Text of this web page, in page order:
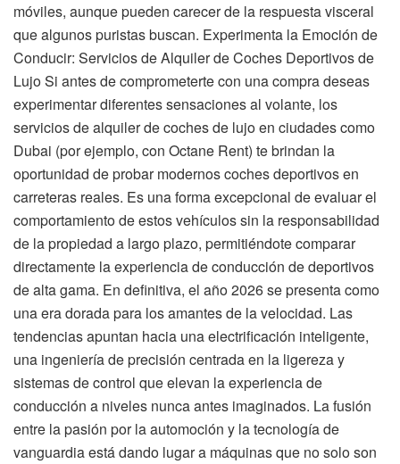
móviles, aunque pueden carecer de la respuesta visceral
que algunos puristas buscan. Experimenta la Emoción de
Conducir: Servicios de Alquiler de Coches Deportivos de
Lujo Si antes de comprometerte con una compra deseas
experimentar diferentes sensaciones al volante, los
servicios de alquiler de coches de lujo en ciudades como
Dubai (por ejemplo, con Octane Rent) te brindan la
oportunidad de probar modernos coches deportivos en
carreteras reales. Es una forma excepcional de evaluar el
comportamiento de estos vehículos sin la responsabilidad
de la propiedad a largo plazo, permitiéndote comparar
directamente la experiencia de conducción de deportivos
de alta gama. En definitiva, el año 2026 se presenta como
una era dorada para los amantes de la velocidad. Las
tendencias apuntan hacia una electrificación inteligente,
una ingeniería de precisión centrada en la ligereza y
sistemas de control que elevan la experiencia de
conducción a niveles nunca antes imaginados. La fusión
entre la pasión por la automoción y la tecnología de
vanguardia está dando lugar a máquinas que no solo son